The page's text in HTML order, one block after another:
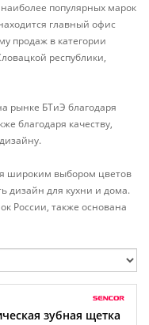
популярных марок
главный офис
продаж в категории
республики,
рынке БТиЭ благодаря
благодаря качеству,
широким выбором цветов
дизайн для кухни и дома.
России, также основана
зубная щетка